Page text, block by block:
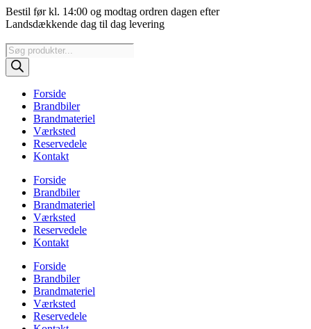
Videre
til
Bestil før kl. 14:00 og modtag ordren dagen efter
Landsdækkende dag til dag levering
Products
search
Forside
Brandbiler
Brandmateriel
Værksted
Reservedele
Kontakt
Forside
Brandbiler
Brandmateriel
Værksted
Reservedele
Kontakt
Forside
Brandbiler
Brandmateriel
Værksted
Reservedele